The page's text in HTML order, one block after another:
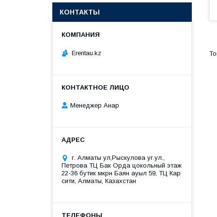
КОНТАКТЫ
Erentau.kz
Менеджер Анар
г. Алматы ул,Рыскулова уг.ул.,
Петрова ТЦ Бак Орда цокольный этаж
22-36 бутик мкрн Баян ауыл 59, ТЦ Кар
сити, Алматы, Казахстан